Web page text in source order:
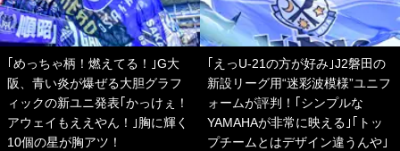
｢めっちゃ柄！燃えてる！｣G大
阪、青い炎が爆ぜる大胆グラフ
ィックの新ユニ発表｢かっけぇ！
アウェイもええやん！｣胸に輝く
10個の星が胸アツ！
｢えっU-21の方が好み｣J2磐田の
新設リーグ用“迷彩波模様”ユニフ
ォームが評判！｢シンプルな
YAMAHAが非常に映える｣｢トッ
プチームとはデザイン違うんや｣